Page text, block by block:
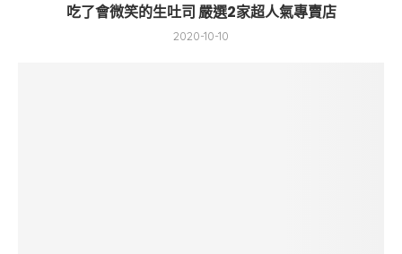
吃了會微笑的生吐司 嚴選2家超人氣專賣店
2020-10-10